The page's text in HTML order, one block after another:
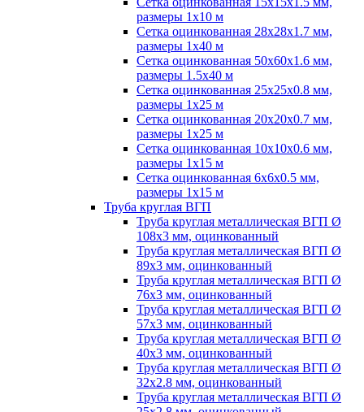
размеры 1х10 м
Сетка оцинкованная 28х28х1.7 мм,
размеры 1х40 м
Сетка оцинкованная 50х60х1.6 мм,
размеры 1.5х40 м
Сетка оцинкованная 25х25х0.8 мм,
размеры 1х25 м
Сетка оцинкованная 20х20х0.7 мм,
размеры 1х25 м
Сетка оцинкованная 10х10х0.6 мм,
размеры 1х15 м
Сетка оцинкованная 6х6х0.5 мм,
размеры 1х15 м
Труба круглая ВГП
Труба круглая металлическая ВГП Ø
108х3 мм, оцинкованный
Труба круглая металлическая ВГП Ø
89х3 мм, оцинкованный
Труба круглая металлическая ВГП Ø
76х3 мм, оцинкованный
Труба круглая металлическая ВГП Ø
57х3 мм, оцинкованный
Труба круглая металлическая ВГП Ø
40х3 мм, оцинкованный
Труба круглая металлическая ВГП Ø
32х2.8 мм, оцинкованный
Труба круглая металлическая ВГП Ø